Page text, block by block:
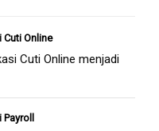
Online
Cuti Online menjadi